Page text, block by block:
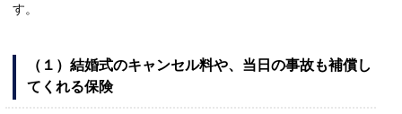
す。
（１）結婚式のキャンセル料や、当日の事故も補償し
てくれる保険